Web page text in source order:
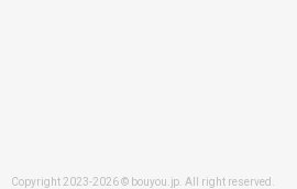
Copyright 2023-2026 © bouyou.jp. All right reserved.